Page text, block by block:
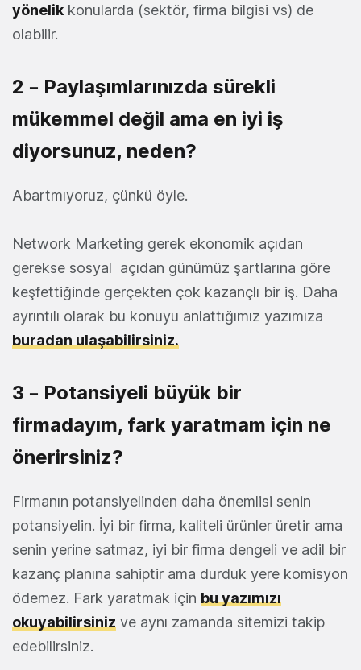
yönelik konularda (sektör, firma bilgisi vs) de
olabilir.
2 – Paylaşımlarınızda sürekli
mükemmel değil ama en iyi iş
diyorsunuz, neden?
Abartmıyoruz, çünkü öyle.
Network Marketing gerek ekonomik açıdan
gerekse sosyal açıdan günümüz şartlarına göre
keşfettiğinde gerçekten çok kazançlı bir iş. Daha
ayrıntılı olarak bu konuyu anlattığımız yazımıza
buradan ulaşabilirsiniz.
3 – Potansiyeli büyük bir
firmadayım, fark yaratmam için ne
önerirsiniz?
Firmanın potansiyelinden daha önemlisi senin
potansiyelin. İyi bir firma, kaliteli ürünler üretir ama
senin yerine satmaz, iyi bir firma dengeli ve adil bir
kazanç planına sahiptir ama durduk yere komisyon
ödemez. Fark yaratmak için bu yazımızı
okuyabilirsiniz ve aynı zamanda sitemizi takip
edebilirsiniz.